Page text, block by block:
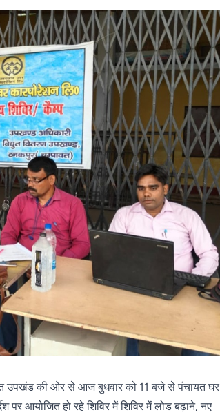
उपखंड की ओर से आज बुधवार को 11 बजे से पंचायत घर
पर आयोजित हो रहे शिविर में शिविर में लोड बढ़ाने, नए